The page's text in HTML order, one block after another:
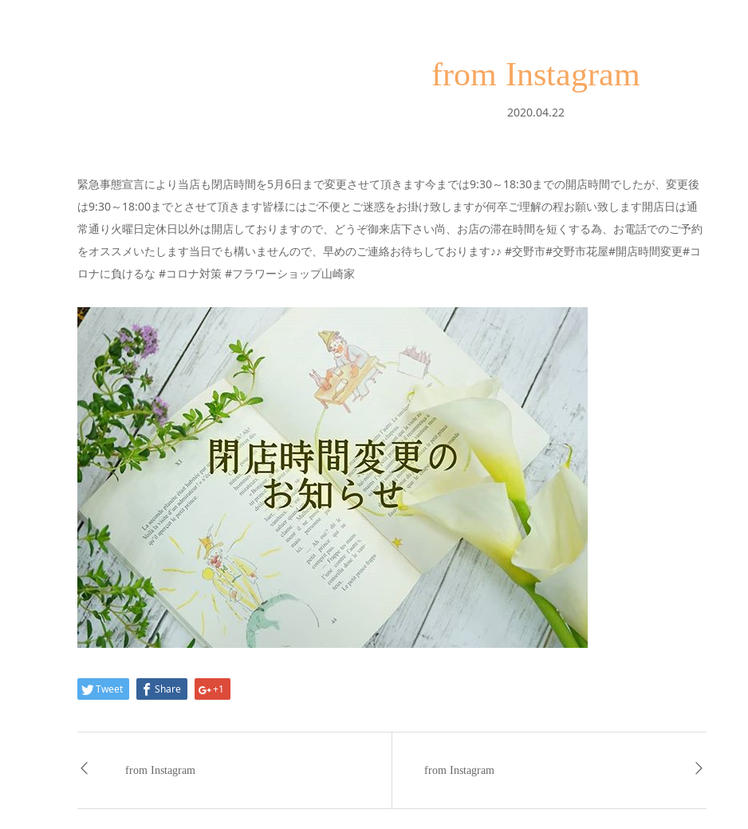
from Instagram
2020.04.22
緊急事態宣言により当店も閉店時間を5月6日まで変更させて頂きます今までは9:30～18:30までの開店時間でしたが、変更後
は9:30～18:00までとさせて頂きます皆様にはご不便とご迷惑をお掛け致しますが何卒ご理解の程お願い致します開店日は通
常通り火曜日定休日以外は開店しておりますので、どうぞ御来店下さい尚、お店の滞在時間を短くする為、お電話でのご予約
をオススメいたします当日でも構いませんので、早めのご連絡お待ちしております♪♪ #交野市#交野市花屋#開店時間変更#コ
ロナに負けるな #コロナ対策 #フラワーショップ山崎家
Tweet Share +1
from Instagram from Instagram